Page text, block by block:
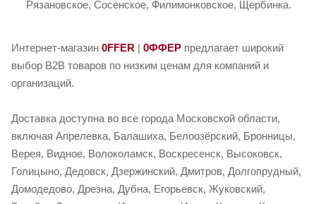
Рязановское, Сосенское, Филимонковское, Щербинка.
Интернет-магазин 0FFER | 0ФФЕР предлагает широкий
выбор B2B товаров по низким ценам для компаний и
организаций.
Доставка доступна во все города Московской области,
включая Апрелевка, Балашиха, Белоозёрский, Бронницы,
Верея, Видное, Волоколамск, Воскресенск, Высоковск,
Голицыно, Дедовск, Дзержинский, Дмитров, Долгопрудный,
Домодедово, Дрезна, Дубна, Егорьевск, Жуковский,